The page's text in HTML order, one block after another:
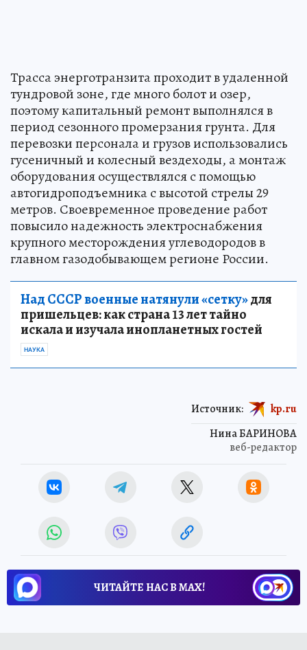
Трасса энерготранзита проходит в удаленной
тундровой зоне, где много болот и озер,
поэтому капитальный ремонт выполнялся в
период сезонного промерзания грунта. Для
перевозки персонала и грузов использовались
гусеничный и колесный вездеходы, а монтаж
оборудования осуществлялся с помощью
автогидроподъемника с высотой стрелы 29
метров. Своевременное проведение работ
повысило надежность электроснабжения
крупного месторождения углеводородов в
главном газодобывающем регионе России.
Над СССР военные натянули «сетку»для
пришельцев: как страна 13 лет тайно
искала и изучала инопланетных гостей
НАУКА
Нина БАРИНОВА
веб-редактор
Источник: kp.ru
ЧИТАЙТЕ НАС В МАХ!